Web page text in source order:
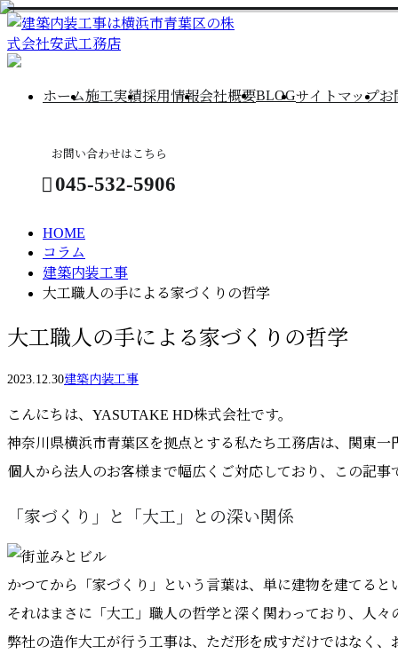
ホーム施工実績採用情報会社概要BLOGサイトマップお
お問い合わせはこちら
045-532-5906
お問い合わせ
コ
column
HOME
コラム
建築内装工事
大工職人の手による家づくりの哲学
大工職人の手による家づくりの哲学
2023.12.30建築内装工事
こんにちは、YASUTAKE HD株式会社です。
神奈川県横浜市青葉区を拠点とする私たち工務店は、関東
個人から法人のお客様まで幅広くご対応しており、この記
「家づくり」と「大工」との深い関係
かつてから「家づくり」という言葉は、単に建物を建てると
それはまさに「大工」職人の哲学と深く関わっており、人
弊社の造作大工が行う工事は、ただ形を成すだけではなく